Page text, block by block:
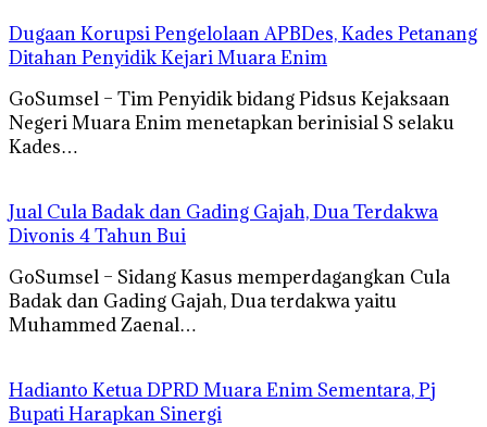
Dugaan Korupsi Pengelolaan APBDes, Kades Petanang
Ditahan Penyidik Kejari Muara Enim
GoSumsel – Tim Penyidik bidang Pidsus Kejaksaan
Negeri Muara Enim menetapkan berinisial S selaku
Kades…
Jual Cula Badak dan Gading Gajah, Dua Terdakwa
Divonis 4 Tahun Bui
GoSumsel – Sidang Kasus memperdagangkan Cula
Badak dan Gading Gajah, Dua terdakwa yaitu
Muhammed Zaenal…
Hadianto Ketua DPRD Muara Enim Sementara, Pj
Bupati Harapkan Sinergi